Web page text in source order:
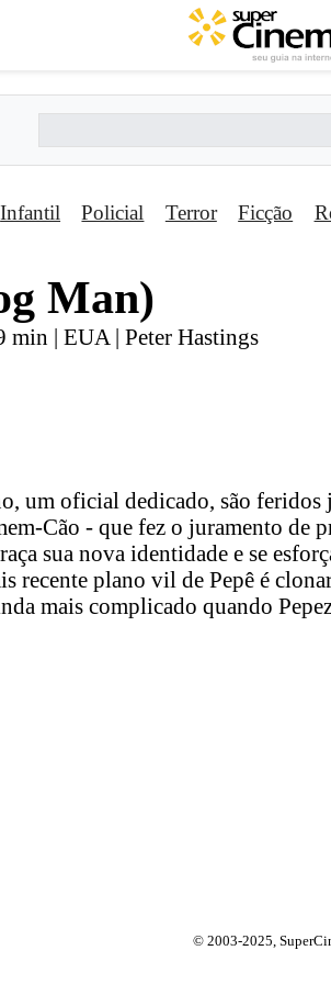
Infantil Policial Terror Ficção
Man)
min | EUA | Peter Hastings
um oficial dedicado, são
Cão - que fez o juramento de
sua nova identidade e se
recente plano vil de Pepê é
mais complicado quando
© 2003-2025,